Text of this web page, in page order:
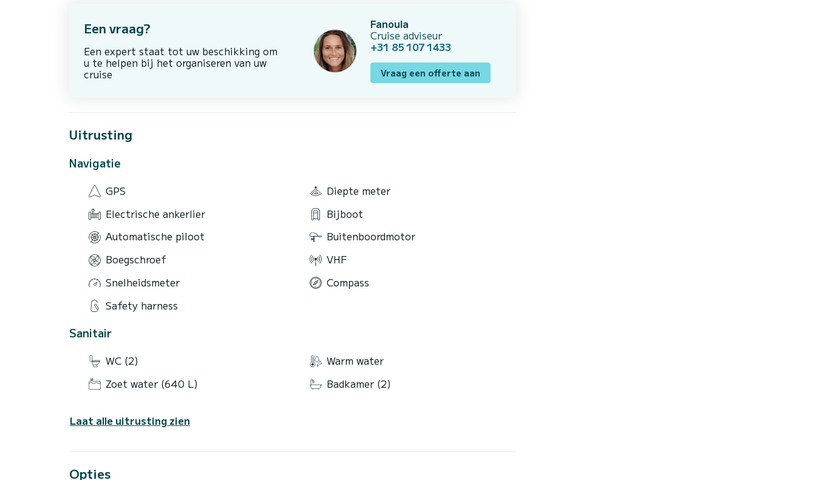
Een vraag?
Een expert staat tot uw beschikking om
u te helpen bij het organiseren van uw
cruise
Fanoula
Cruise adviseur
+31 85 107 1433
Vraag een offerte aan
Uitrusting
Navigatie
GPS
Diepte meter
Electrische ankerlier
Bijboot
Automatische piloot
Buitenboordmotor
Boegschroef
VHF
Snelheidsmeter
Compass
Safety harness
Sanitair
WC (2)
Warm water
Zoet water (640 L)
Badkamer (2)
Laat alle uitrusting zien
Opties